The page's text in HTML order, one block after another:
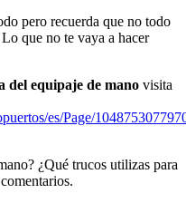
pero recuerda que no todo
que no te vaya a hacer
del equipaje de mano visita
es/Page/
¿Qué trucos utilizas para